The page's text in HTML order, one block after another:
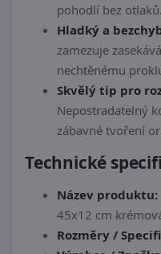
pohodlí bez otlaků.
Hladký a
zamezuje
nechtěnému
Skvělý tip pro
Nepostradatelný
zábavné tvoření
Technické
Název produktu:
45x12 cm
Rozměry /